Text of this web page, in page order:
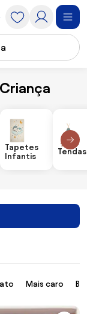
Tapetes
Infantis
Tendas
Mais caro